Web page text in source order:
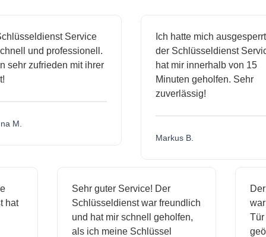
Service
und professionell.
sehr zufrieden mit ihrer
M.
Ich hatte mich ausgesperrt
der Schlüsseldienst
hat mir innerhalb von 15
Minuten geholfen. Sehr
zuverlässig!
Markus B.
hat
Sehr guter Service! Der
Schlüsseldienst war freundlich
und hat mir schnell geholfen,
als ich meine Schlüssel